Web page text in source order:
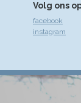
Volg ons
facebook
instagram